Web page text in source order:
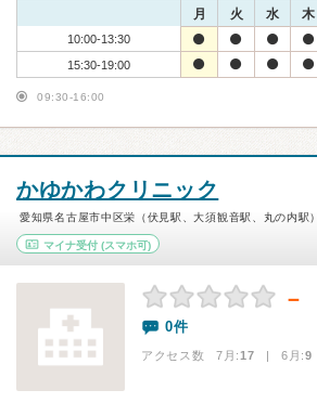
月 火 水 木
10:00-13:30
15:30-19:00
09:30-16:00
かゆかわクリニック
愛知県名古屋市中区栄（伏見駅、大須観音駅、丸の内駅）
マイナ受付 (スマホ可)
－
0件
アクセス数 7月:17 | 6月:9